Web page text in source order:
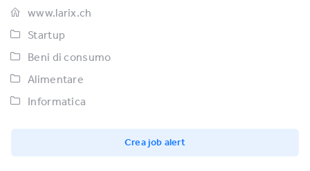
www.larix.ch
Startup
Beni di consumo
Alimentare
Informatica
Crea job alert